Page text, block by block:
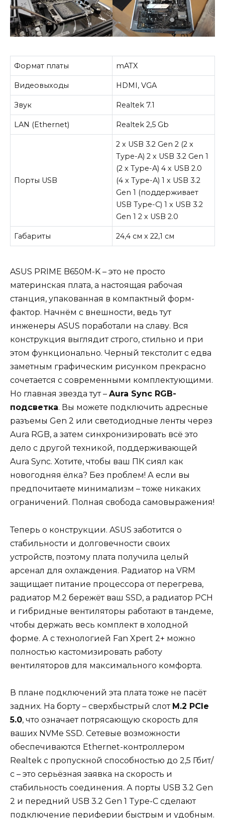
Формат платы mATX
Видеовыходы HDMI, VGA
Звук Realtek 7.1
LAN (Ethernet) Realtek 2,5 Gb
Порты USB
2 х USB 3.2 Gen 2 (2 x
Type-A) 2 х USB 3.2 Gen 1
(2 x Type-A) 4 х USB 2.0
(4 x Type-A) 1 х USB 3.2
Gen 1 (поддерживает
USB Type-C) 1 х USB 3.2
Gen 1 2 х USB 2.0
Габариты 24,4 см x 22,1 см
ASUS PRIME B650M-K – это не просто
материнская плата, а настоящая рабочая
станция, упакованная в компактный форм-
фактор. Начнём с внешности, ведь тут
инженеры ASUS поработали на славу. Вся
конструкция выглядит строго, стильно и при
этом функционально. Черный текстолит с едва
заметным графическим рисунком прекрасно
сочетается с современными комплектующими.
Но главная звезда тут – Aura Sync RGB-
подсветка. Вы можете подключить адресные
разъемы Gen 2 или светодиодные ленты через
Aura RGB, а затем синхронизировать всё это
дело с другой техникой, поддерживающей
Aura Sync. Хотите, чтобы ваш ПК сиял как
новогодняя ёлка? Без проблем! А если вы
предпочитаете минимализм – тоже никаких
ограничений. Полная свобода самовыражения!
Теперь о конструкции. ASUS заботится о
стабильности и долговечности своих
устройств, поэтому плата получила целый
арсенал для охлаждения. Радиатор на VRM
защищает питание процессора от перегрева,
радиатор M.2 бережёт ваш SSD, а радиатор PCH
и гибридные вентиляторы работают в тандеме,
чтобы держать весь комплект в холодной
форме. А с технологией Fan Xpert 2+ можно
полностью кастомизировать работу
вентиляторов для максимального комфорта.
В плане подключений эта плата тоже не пасёт
задних. На борту – сверхбыстрый слот M.2 PCIe
5.0, что означает потрясающую скорость для
ваших NVMe SSD. Сетевые возможности
обеспечиваются Ethernet-контроллером
Realtek с пропускной способностью до 2,5 Гбит/
с – это серьёзная заявка на скорость и
стабильность соединения. А порты USB 3.2 Gen
2 и передний USB 3.2 Gen 1 Type-C сделают
подключение периферии быстрым и удобным.